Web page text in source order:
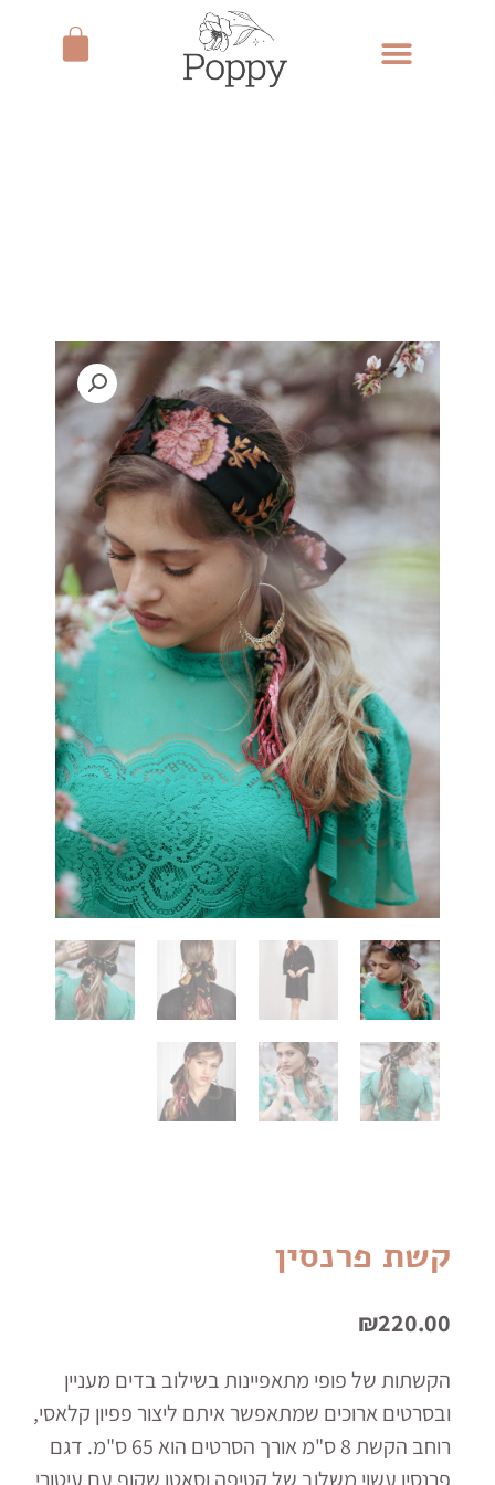
עגלת
קשת פרנסין
₪220.00
הקשתות של פופי מתאפיינות בשילוב בדים מעניין
ובסרטים ארוכים שמתאפשר איתם ליצור פפיון קלאסי,
רוחב הקשת 8 ס"מ אורך הסרטים הוא 65 ס"מ. דגם